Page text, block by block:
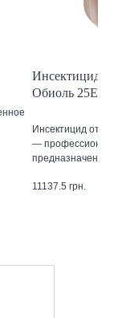
Инсектицид
Обиоль 25ЕС
Инсектицид от
—
11137.5 грн.